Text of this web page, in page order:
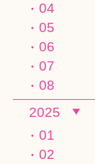
04
05
06
07
08
2025
01
02